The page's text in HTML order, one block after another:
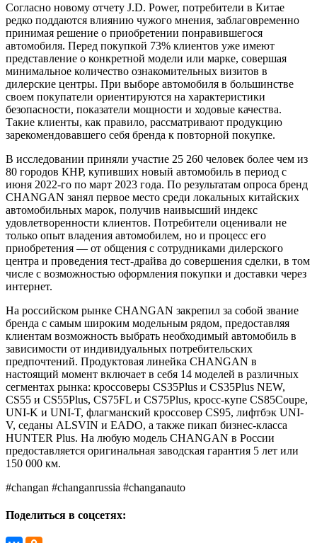
Согласно новому отчету J.D. Power, потребители в Китае
редко поддаются влиянию чужого мнения, заблаговременно
принимая решение о приобретении понравившегося
автомобиля. Перед покупкой 73% клиентов уже имеют
представление о конкретной модели или марке, совершая
минимальное количество ознакомительных визитов в
дилерские центры. При выборе автомобиля в большинстве
своем покупатели ориентируются на характеристики
безопасности, показатели мощности и ходовые качества.
Такие клиенты, как правило, рассматривают продукцию
зарекомендовавшего себя бренда к повторной покупке.
В исследовании приняли участие 25 260 человек более чем из
80 городов КНР, купивших новый автомобиль в период с
июня 2022-го по март 2023 года. По результатам опроса бренд
CHANGAN занял первое место среди локальных китайских
автомобильных марок, получив наивысший индекс
удовлетворенности клиентов. Потребители оценивали не
только опыт владения автомобилем, но и процесс его
приобретения — от общения с сотрудниками дилерского
центра и проведения тест-драйва до совершения сделки, в том
числе с возможностью оформления покупки и доставки через
интернет.
На российском рынке CHANGAN закрепил за собой звание
бренда с самым широким модельным рядом, предоставляя
клиентам возможность выбрать необходимый автомобиль в
зависимости от индивидуальных потребительских
предпочтений. Продуктовая линейка CHANGAN в
настоящий момент включает в себя 14 моделей в различных
сегментах рынка: кроссоверы CS35Plus и CS35Plus NEW,
CS55 и CS55Plus, CS75FL и CS75Plus, кросс-купе CS85Coupe,
UNI-K и UNI-T, флагманский кроссовер CS95, лифтбэк UNI-
V, седаны ALSVIN и EADO, а также пикап бизнес-класса
HUNTER Plus. На любую модель CHANGAN в России
предоставляется оригинальная заводская гарантия 5 лет или
150 000 км.
#changan #changanrussia #changanauto
Поделиться в соцсетях: